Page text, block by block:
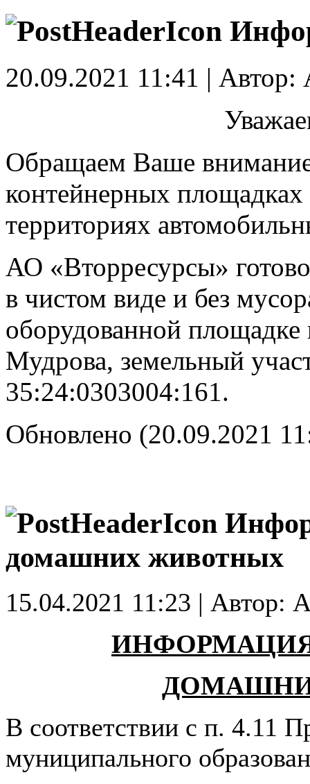
20.09.2021 11:41 | Автор:
Обращаем Ваше внимание
контейнерных
территориях
АО «Вторресурсы»
в чистом виде и без
оборудованной площадке
Мудрова, земельный
35:24:0303004:161.
Обновлено (20.09.2021
домашних животных
15.04.2021 11:23 | Автор:
В соответствии с п. 4.11
муниципального